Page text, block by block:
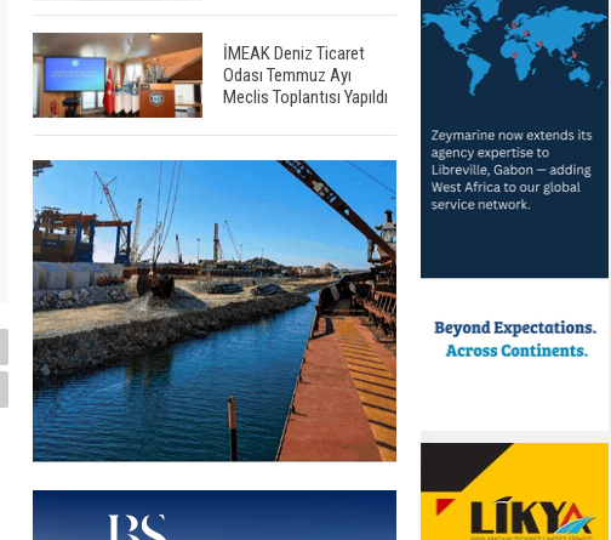
İMEAK Deniz Ticaret
Odası Temmuz Ayı
Meclis Toplantısı Yapıldı